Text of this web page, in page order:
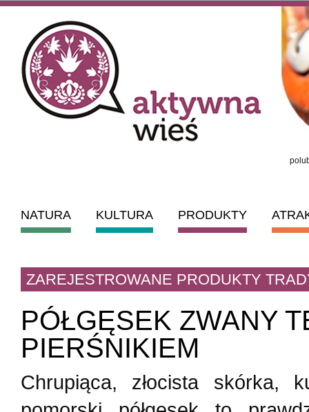
NATURA KULTURA PRODUKTY
ZAREJESTROWANE PRODUKTY
PÓŁGĘSEK ZWANY
PIERŚNIKIEM
Chrupiąca, złocista skórka,